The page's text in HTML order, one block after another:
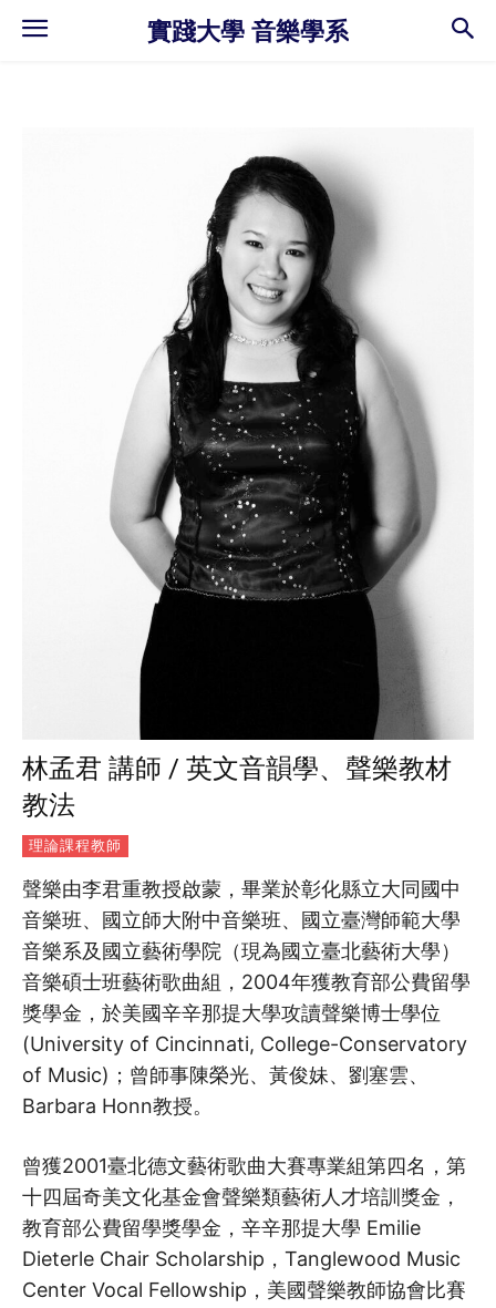
實踐大學 音樂學系
林孟君 講師 / 英文音韻學、聲樂教材
教法
理論課程教師
聲樂由李君重教授啟蒙，畢業於彰化縣立大同國中
音樂班、國立師大附中音樂班、國立臺灣師範大學
音樂系及國立藝術學院（現為國立臺北藝術大學）
音樂碩士班藝術歌曲組，2004年獲教育部公費留學
獎學金，於美國辛辛那提大學攻讀聲樂博士學位
(University of Cincinnati, College-Conservatory
of Music)；曾師事陳榮光、黃俊妹、劉塞雲、
Barbara Honn教授。
曾獲2001臺北德文藝術歌曲大賽專業組第四名，第
十四屆奇美文化基金會聲樂類藝術人才培訓獎金，
教育部公費留學獎學金，辛辛那提大學 Emilie
Dieterle Chair Scholarship，Tanglewood Music
Center Vocal Fellowship，美國聲樂教師協會比賽